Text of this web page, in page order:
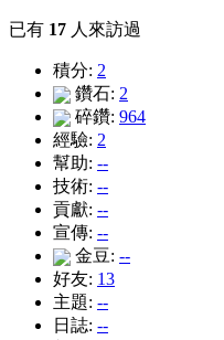
已有 17 人來訪過
積分: 2
鑽石: 2
碎鑽: 964
經驗: 2
幫助: --
技術: --
貢獻: --
宣傳: --
金豆: --
好友: 13
主題: --
日誌: --